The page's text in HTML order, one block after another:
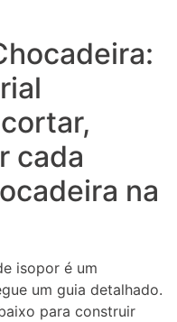
cada
na
isopor é um
um guia detalhado.
para construir